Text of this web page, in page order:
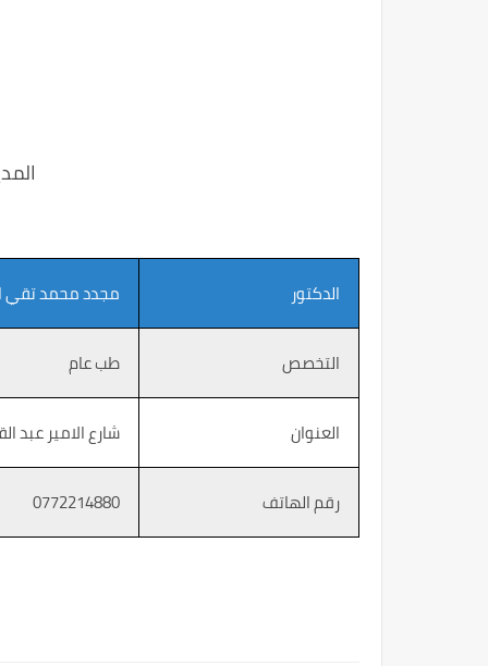
مجدد محمد تقي الدكتور
طب عام التخصص
شارع الامير عبد القادر ، رقم العنوان
0772214880 رقم الهاتف